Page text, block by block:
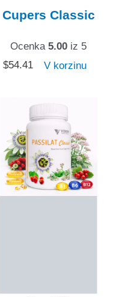
Cupers Classic
Ocenka5.00 iz 5
$54.41 V korzinu